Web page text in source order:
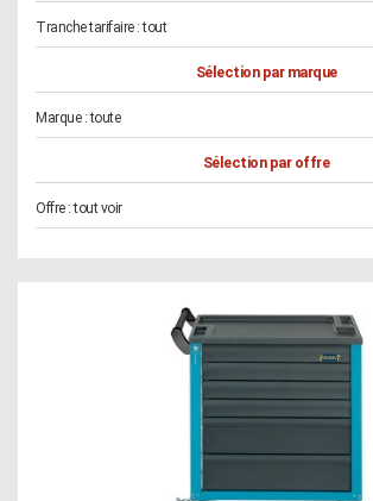
Tranche tarifaire :tout
Sélection par marque
Marque :toute
Sélection par offre
Offre :tout voir